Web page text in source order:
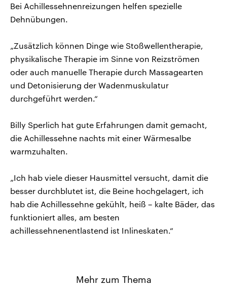
Bei Achillessehnenreizungen helfen spezielle
Dehnübungen.
„Zusätzlich können Dinge wie Stoßwellentherapie,
physikalische Therapie im Sinne von Reizströmen
oder auch manuelle Therapie durch Massagearten
und Detonisierung der Wadenmuskulatur
durchgeführt werden.“
Billy Sperlich hat gute Erfahrungen damit gemacht,
die Achillessehne nachts mit einer Wärmesalbe
warmzuhalten.
„Ich hab viele dieser Hausmittel versucht, damit die
besser durchblutet ist, die Beine hochgelagert, ich
hab die Achillessehne gekühlt, heiß – kalte Bäder, das
funktioniert alles, am besten
achillessehnenentlastend ist Inlineskaten.“
Mehr zum Thema